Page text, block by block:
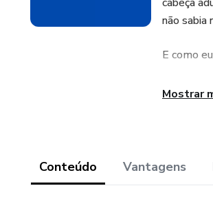
não sabia
E como
O Mindful
Eu uni
Mostrar
Conteúdo Vantagens